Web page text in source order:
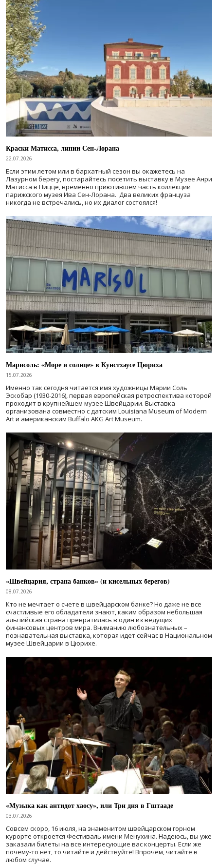
Краски Матисса, линии Сен-Лорана
22.07.2026
Если этим летом или в бархатный сезон вы окажетесь на
Лазурном берегу, постарайтесь посетить выставку в Музее Анри
Матисса в Ницце, временно приютившем часть коллекции
парижского музея Ива Сен-Лорана. Два великих француза
никогда не встречались, но их диалог состоялся!
Марисоль: «Море и солнце» в Кунстхаусе Цюриха
15.07.2026
Именно так сегодня читается имя художницы Марии Соль
Эскобар (1930-2016), первая европейская ретроспектива которой
проходит в крупнейшем музее Швейцарии. Выставка
организована совместно с датским Louisiana Museum of Modern
Art и американским Buffalo AKG Art Museum.
«Швейцария, страна банков» (и кисельных берегов)
08.07.2026
Кто не мечтает о счете в швейцарском банке? Но даже не все
счастливые его обладатели знают, каким образом небольшая
альпийская страна превратилась в один из ведущих
финансовых центров мира. Вниманию любознательных –
познавательная выставка, которая идет сейчас в Национальном
музее Швейцарии в Цюрихе.
«Музыка как антидот хаосу», или Три дня в Гштааде
03.07.2026
Совсем скоро, 16 июля, на знаменитом швейцарском горном
курорте откроется Фестиваль имени Менухина. Надеюсь, вы уже
заказали билеты на все интересующие вас концерты. Если же
почему-то нет, то читайте и действуйте! Впрочем, читайте в
любом случае.